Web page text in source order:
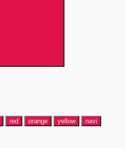
red orange yellow
navi